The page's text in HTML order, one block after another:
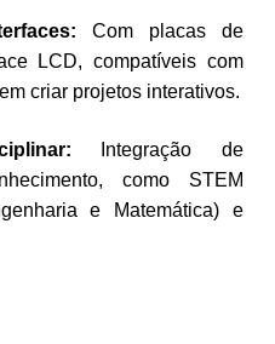
Com placas de
LCD, compatíveis com
criar projetos interativos.
Integração de
como STEM
e Matemática) e